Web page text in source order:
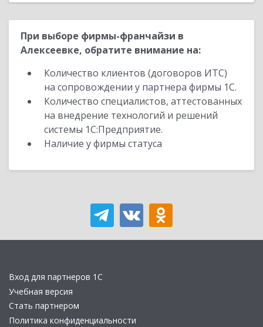
При выборе фирмы-франчайзи в
Алексеевке, обратите внимание на:
Количество клиентов (договоров ИТС)
на сопровождении у партнера фирмы 1С.
Количество специалистов, аттестованных
на внедрение технологий и решений
системы 1С:Предприятие.
Наличие у фирмы статуса
Вход для партнеров 1С
Учебная версия
Стать партнером
Политика конфиденциальности